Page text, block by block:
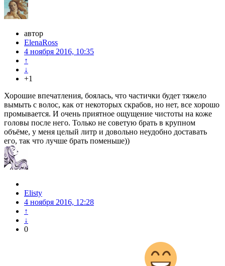
автор
ElenaRoss
4 ноября 2016, 10:35
↑
↓
+1
Хорошие впечатления, боялась, что частички будет тяжело
вымыть с волос, как от некоторых скрабов, но нет, все хорошо
промывается. И очень приятное ощущение чистоты на коже
головы после него. Только не советую брать в крупном
объёме, у меня целый литр и довольно неудобно доставать
его, так что лучше брать поменьше))
Elisty
4 ноября 2016, 12:28
↑
↓
0